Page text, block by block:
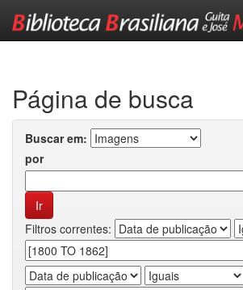
Página de busca
Buscar em:
por
Filtros correntes: